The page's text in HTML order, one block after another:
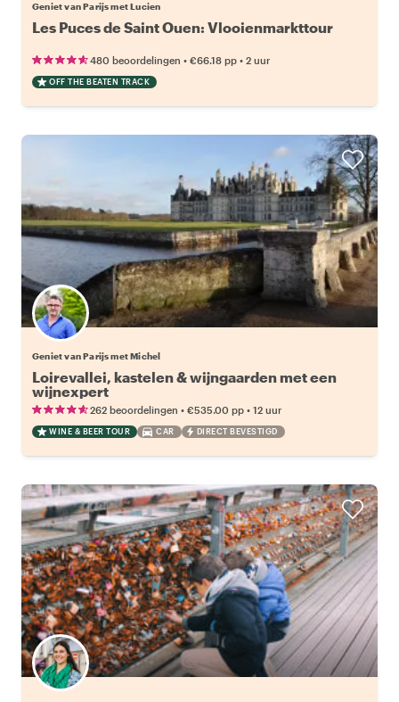
Geniet van Parijs met Lucien
Les Puces de Saint Ouen: Vlooienmarkttour
480 beoordelingen • €66.18 pp • 2 uur
OFF THE BEATEN TRACK
Geniet van Parijs met Michel
Loirevallei, kastelen & wijngaarden met een
wijnexpert
262 beoordelingen • €535.00 pp • 12 uur
WINE & BEER TOUR CAR DIRECT BEVESTIGD